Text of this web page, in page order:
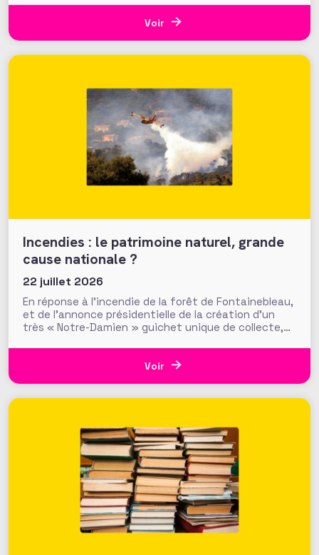
influence croissante dans les domaines de l’intérêt
général. Fonds de dotation dormants, fondations
Voir
Incendies : le patrimoine naturel, grande
cause nationale ?
22 juillet 2026
En réponse à l’incendie de la forêt de Fontainebleau,
et de l’annonce présidentielle de la création d’un
très « Notre-Damien » guichet unique de collecte,
d’une semaine par la Fondation du Patrimoine. Alors
que d’autres collectes, par l’ONF ou des particuliers,
Voir